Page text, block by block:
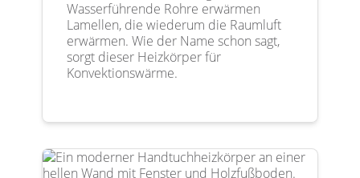
Wasserführende Rohre erwärmen
Lamellen, die wiederum die Raumluft
erwärmen. Wie der Name schon sagt,
sorgt dieser Heizkörper für
Konvektionswärme.